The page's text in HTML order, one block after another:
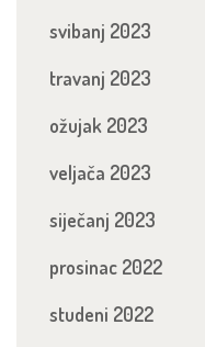
svibanj 2023
travanj 2023
ožujak 2023
veljača 2023
siječanj 2023
prosinac 2022
studeni 2022